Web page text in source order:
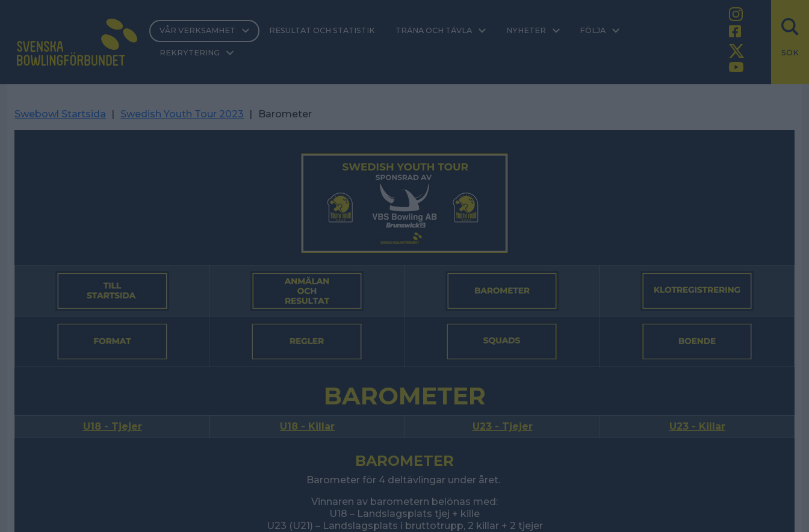
VÅR VERKSAMHET RESULTAT OCH STATISTIK TRÄNA OCH TÄVLA NYHETER FÖLJA
SÖK
REKRYTERING
Swebowl Startsida | Swedish Youth Tour 2023 | Barometer
BAROMETER
U18 - Tjejer U18 - Killar U23 - Tjejer U23 - Killar
BAROMETER
Barometer för 4 deltävlingar under året.
Vinnaren av barometern belönas med:
U18 – Landslagsplats tjej + kille
U23 (U21) – Landslagsplats i bruttotrupp, 2 killar + 2 tjejer